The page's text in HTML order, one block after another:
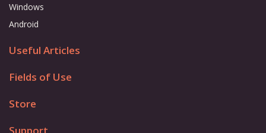
Windows
Android
Useful Articles
Fields of Use
Store
Support